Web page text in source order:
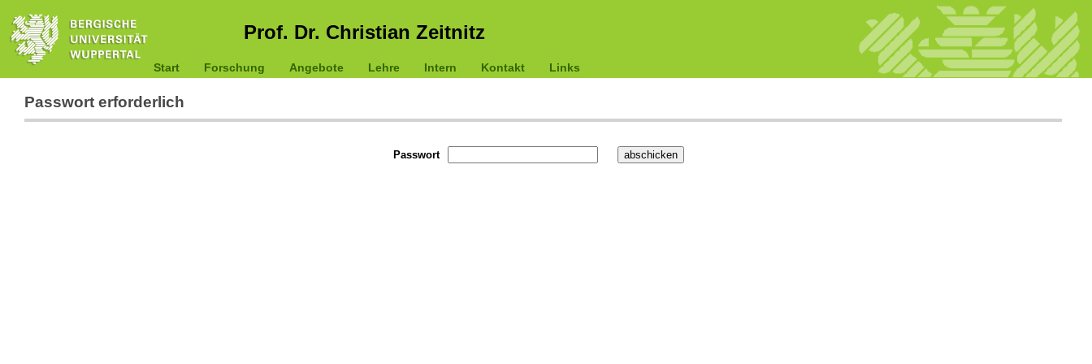
Prof. Dr. Christian Zeitnitz
Start Forschung Angebote Lehre Intern Kontakt Links
Passwort erforderlich
Passwort